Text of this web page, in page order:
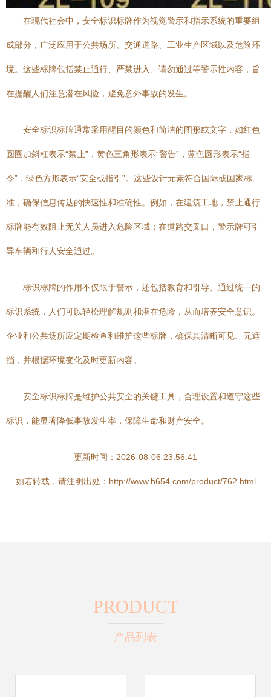
在现代社会中，安全标识标牌作为视觉警示和指示系统的重要组
成部分，广泛应用于公共场所、交通道路、工业生产区域以及危险环
境。这些标牌包括禁止通行、严禁进入、请勿通过等警示性内容，旨
在提醒人们注意潜在风险，避免意外事故的发生。
安全标识标牌通常采用醒目的颜色和简洁的图形或文字，如红色
圆圈加斜杠表示“禁止”，黄色三角形表示“警告”，蓝色圆形表示“指
令”，绿色方形表示“安全或指引”。这些设计元素符合国际或国家标
准，确保信息传达的快速性和准确性。例如，在建筑工地，禁止通行
标牌能有效阻止无关人员进入危险区域；在道路交叉口，警示牌可引
导车辆和行人安全通过。
标识标牌的作用不仅限于警示，还包括教育和引导。通过统一的
标识系统，人们可以轻松理解规则和潜在危险，从而培养安全意识。
企业和公共场所应定期检查和维护这些标牌，确保其清晰可见、无遮
挡，并根据环境变化及时更新内容。
安全标识标牌是维护公共安全的关键工具，合理设置和遵守这些
标识，能显著降低事故发生率，保障生命和财产安全。
更新时间：2026-08-06 23:56:41
如若转载，请注明出处：http://www.h654.com/product/762.html
PRODUCT
产品列表